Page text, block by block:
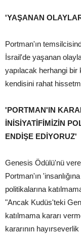
'YAŞANAN
Portman'ın
İsrail'de yaşanan
yapılacak herhangi
kendisini rahat
'PORTMAN'IN
İNİSİYATİFİMİZİN
ENDİŞE EDİYORUZ'
Genesis Ödülü'nü
Portman'ın
politikalarına
"Ancak Kudüs'teki
katılmama kararı
kararının